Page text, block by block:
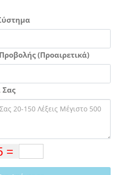
(Προαιρετικά)